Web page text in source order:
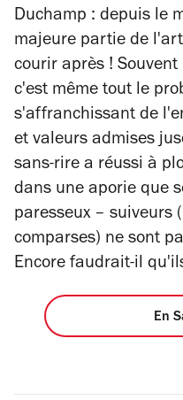
Duchamp : depuis le
majeure partie de
courir après !
c'est même tout le
s'affranchissant de
et valeurs admises
sans-rire a réussi à
dans une aporie que
paresseux – suiveurs
comparses) ne sont
Encore faudrait-il
En